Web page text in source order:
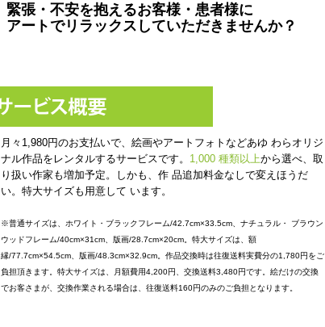
緊張・不安を抱えるお客様・患者様に
アートでリラックスしていただきませんか？
月々1,980円のお支払いで、絵画やアートフォトなどあゆ わらオリジ
ナル作品をレンタルするサービスです。 1,000 種類以上から選べ、取
り扱い作家も増加予定。しかも、作 品追加料金なしで変えほうだ
い。特大サイズも用意して います。
※普通サイズは、ホワイト・ブラックフレーム/42.7cm×33.5cm、ナチュラル・ ブラウン
ウッドフレーム/40cm×31cm、版画/28.7cm×20cm。特大サイズは、額
縁/77.7cm×54.5cm、版画/48.3cm×32.9cm。作品交換時は往復送料実費分の1,780円をご
負担頂きます。特大サイズは、月額費用4,200円、交換送料3,480円です。絵だけの交換
でお客さまが、交換作業される場合は、往復送料160円のみのご負担となります。